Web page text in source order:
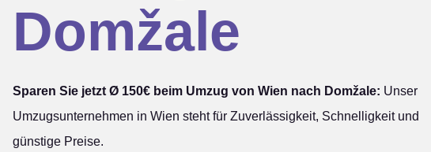
Domžale
Sparen Sie jetzt Ø 150€ beim Umzug von Wien nach Domžale: Unser
Umzugsunternehmen in Wien steht für Zuverlässigkeit, Schnelligkeit und
günstige Preise.